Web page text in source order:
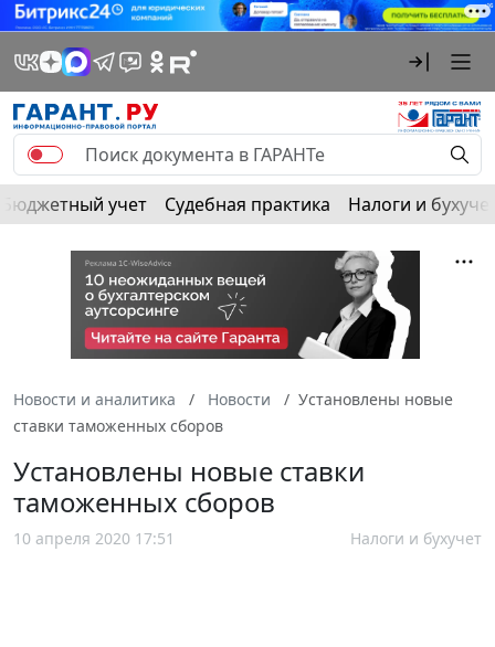
Бюджетный учет Судебная практика Налоги и
Новости и аналитика Новости
Установлены новые
ставки таможенных сборов
Установлены новые ставки
таможенных сборов
10 апреля 2020 17:51 Налоги и бухучет